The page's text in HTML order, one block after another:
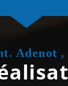
Adenot ,